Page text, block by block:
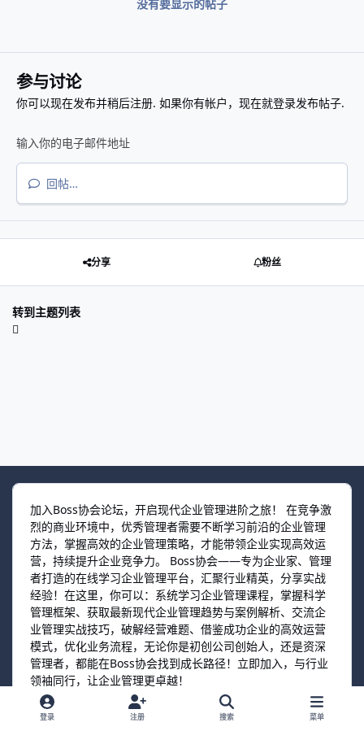
没有要显示的帖子
参与讨论
你可以现在发布并稍后注册. 如果你有帐户， 现在就登录发布帖子.
回帖…
分享 粉丝
转到主题列表
加入Boss协会论坛，开启现代企业管理进阶之旅！ 在竞争激
烈的商业环境中，优秀管理者需要不断学习前沿的企业管理
方法，掌握高效的企业管理策略，才能带领企业实现高效运
营，持续提升企业竞争力。 Boss协会——专为企业家、管理
者打造的在线学习企业管理平台，汇聚行业精英，分享实战
经验！在这里，你可以：系统学习企业管理课程，掌握科学
管理框架、获取最新现代企业管理趋势与案例解析、交流企
业管理实战技巧，破解经营难题、借鉴成功企业的高效运营
模式，优化业务流程，无论你是初创公司创始人，还是资深
管理者，都能在Boss协会找到成长路径！立即加入，与行业
领袖同行，让企业管理更卓越！
登录 注册 搜索 菜单